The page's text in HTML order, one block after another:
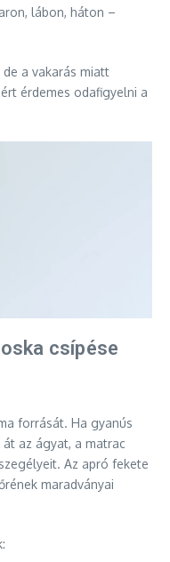
lábon, háton –
a vakarás miatt
érdemes odafigyelni a
csípése
forrását. Ha gyanús
az ágyat, a matrac
Az apró fekete
maradványai